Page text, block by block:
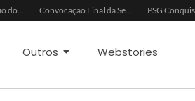
Ancelotti e o Desafio dos Goleiros na Seleção Convocação Final da Seleção Brasileira para a Copa do Mundo 2026
Outros Webstories